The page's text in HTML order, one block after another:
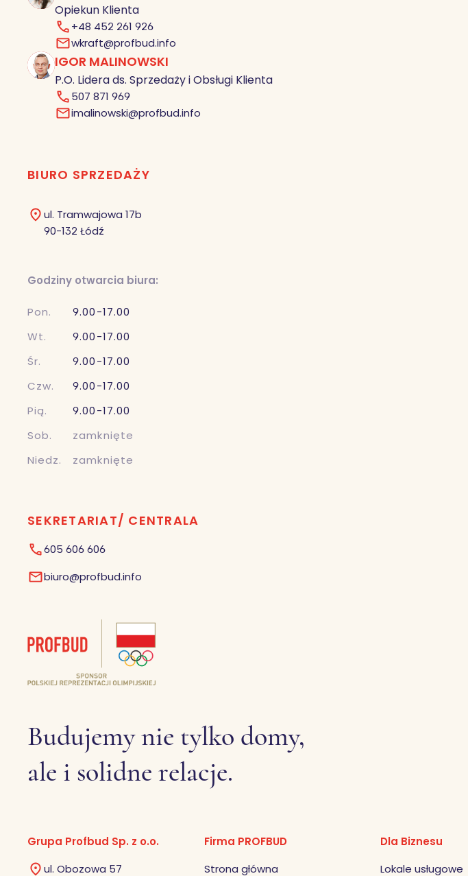
Opiekun Klienta
+48 452 261 926
wkraft@profbud.info
IM IGOR MALINOWSKI
P.O. Lidera ds. Sprzedaży i Obsługi Klienta
507 871 969
imalinowski@profbud.info
BIURO SPRZEDAŻY
ul. Tramwajowa 17b
90-132 Łódź
Godziny otwarcia biura:
Pon.
9.00-17.00
Wt.
9.00-17.00
Śr.
9.00-17.00
Czw.
9.00-17.00
Pią.
9.00-17.00
Sob.
zamknięte
Niedz.
zamknięte
SEKRETARIAT/ CENTRALA
605 606 606
biuro@profbud.info
Budujemy nie tylko domy,
ale i solidne relacje.
Grupa Profbud Sp. z o.o.
ul. Obozowa 57
Firma PROFBUD
Strona główna
Dla Biznesu
Lokale usługowe